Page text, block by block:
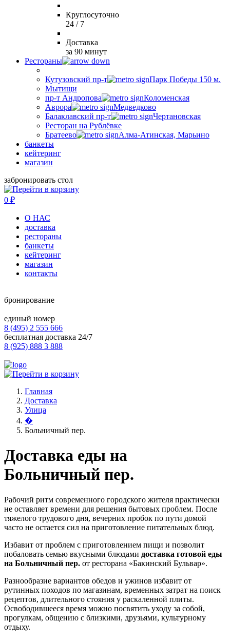
Круглосуточно
24 / 7
Доставка
за 90 минут
Рестораны
Кутузовский пр-т
Парк Победы 150 м.
Мытищи
пр-т Андропова
Коломенская
Аврора
Медведково
Балаклавский пр-т
Чертановская
Ресторан на Рублёвке
Братеево
Алма-Атинская, Марьино
банкеты
кейтеринг
магазин
забронировать стол
0 ₽
О НАС
доставка
рестораны
банкеты
кейтеринг
магазин
контакты
бронирование
единый номер
8 (495) 2 555 666
бесплатная доставка 24/7
8 (925) 888 3 888
Главная
Доставка
Улица
�
Больничный пер.
Доставка еды на
Больничный пер.
Рабочий ритм современного городского жителя практически
не оставляет времени для решения бытовых проблем. После
тяжелого трудового дня, вечерних пробок по пути домой
часто не остается сил на приготовление питательных блюд.
Избавит от проблем с приготовлением пищи и позволит
побаловать семью вкусными блюдами доставка готовой еды
на Больничный пер. от ресторана «Бакинский Бульвар».
Разнообразие вариантов обедов и ужинов избавит от
рутинных походов по магазинам, временных затрат на поиск
рецептов, длительного стояния у раскаленной плиты.
Освободившееся время можно посвятить уходу за собой,
прогулкам, общению с близкими, друзьями, культурному
отдыху.